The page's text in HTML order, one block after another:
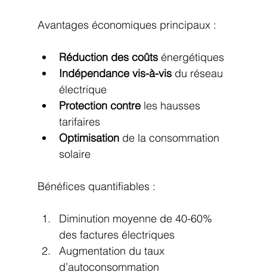
Avantages économiques principaux :
Réduction des coûts énergétiques
Indépendance vis-à-vis du réseau
électrique
Protection contre les hausses
tarifaires
Optimisation de la consommation
solaire
Bénéfices quantifiables :
Diminution moyenne de 40-60%
des factures électriques
Augmentation du taux
d’autoconsommation